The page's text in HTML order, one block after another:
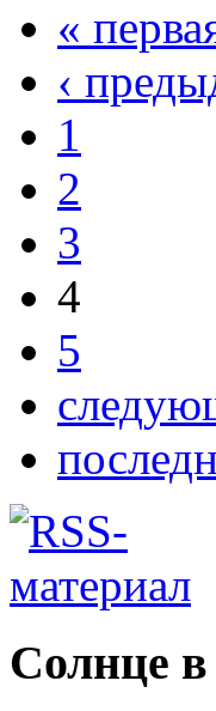
«
‹
1
2
3
4
5
Солнце